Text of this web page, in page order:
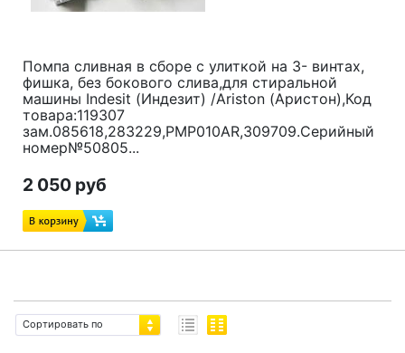
Помпа сливная в сборе с улиткой на 3- винтах,
фишка, без бокового слива,для стиральной
машины Indesit (Индезит) /Ariston (Аристон),Код
товара:119307
зам.085618,283229,PMP010AR,309709.Серийный
номер№50805...
2 050 руб
Сортировать по